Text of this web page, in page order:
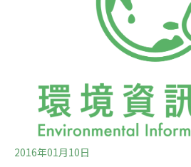
海岸違法捕龍蝦的情況仍很嚴重。
獲的龍蝦都可重達2.5至3.5公斤，
分，但龍蝦保育區已公告多年，仍
下海捕撈，龍蝦愈抓愈小。
2016年01月10日